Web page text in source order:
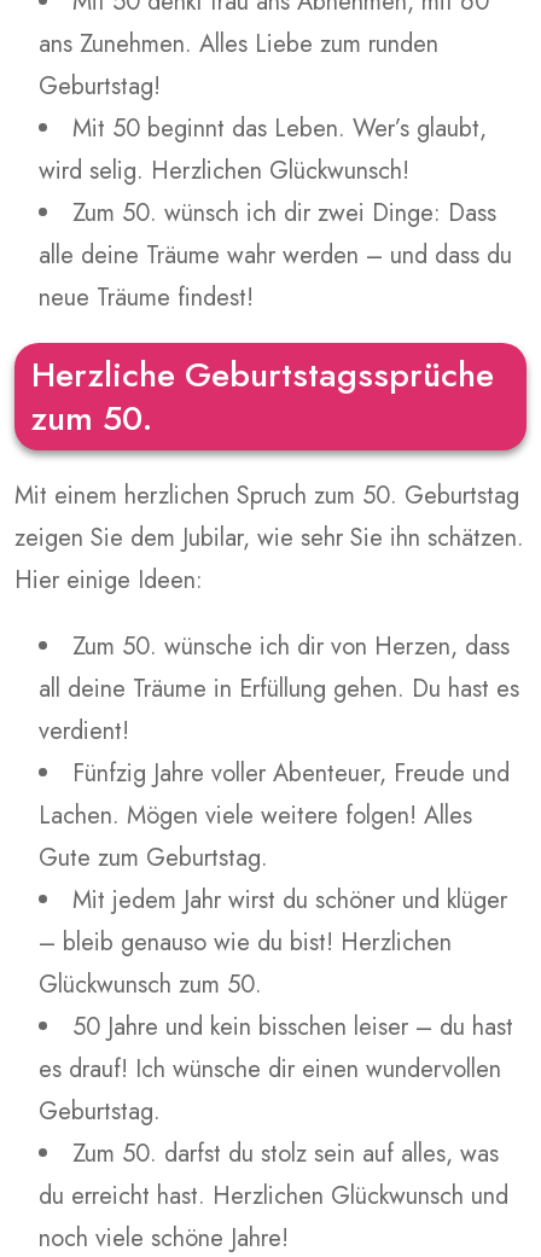
ans Zunehmen. Alles Liebe zum runden
Geburtstag!
Mit 50 beginnt das Leben. Wer’s glaubt,
wird selig. Herzlichen Glückwunsch!
Zum 50. wünsch ich dir zwei Dinge: Dass
alle deine Träume wahr werden – und dass du
neue Träume findest!
Herzliche Geburtstagssprüche
zum 50.
Mit einem herzlichen Spruch zum 50. Geburtstag
zeigen Sie dem Jubilar, wie sehr Sie ihn schätzen.
Hier einige Ideen:
Zum 50. wünsche ich dir von Herzen, dass
all deine Träume in Erfüllung gehen. Du hast es
verdient!
Fünfzig Jahre voller Abenteuer, Freude und
Lachen. Mögen viele weitere folgen! Alles
Gute zum Geburtstag.
Mit jedem Jahr wirst du schöner und klüger
– bleib genauso wie du bist! Herzlichen
Glückwunsch zum 50.
50 Jahre und kein bisschen leiser – du hast
es drauf! Ich wünsche dir einen wundervollen
Geburtstag.
Zum 50. darfst du stolz sein auf alles, was
du erreicht hast. Herzlichen Glückwunsch und
noch viele schöne Jahre!